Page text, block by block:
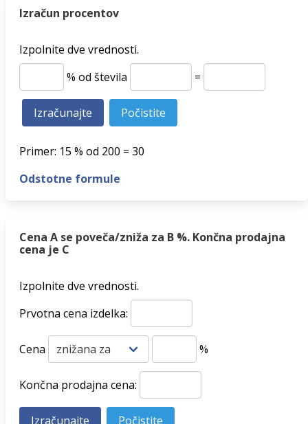
Izračun procentov
Izpolnite dve vrednosti.
% od števila
=
Primer: 15 % od 200 = 30
Odstotne formule
Cena A se poveča/zniža za B %. Končna prodajna
cena je C
Izpolnite dve vrednosti.
Prvotna cena izdelka:
Cena %
Končna prodajna cena: